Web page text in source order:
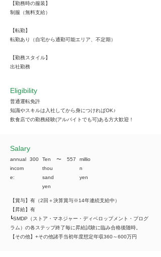
【勤務時の服装】
制服（無料支給）
【転勤】
転勤あり（自宅から通勤可能エリア、不定期）
【勤務スタイル】
出社勤務
Eligibility
普通運転免許
知識やスキルは入社してから身につければOK♪
飲食店での勤務経験(アルバイトでも可)ある方大歓迎！
​Salary
annual
incom
e:
300
Ten
thou
sand
yen
​〜 557
millio
n
yen
【賞与】有（2回＋決算賞与※14年連続支給中）
【昇給】有
┗SMDP（ストア・マネジャー・ディベロップメント・プログ
ラム）の各ステップ終了毎に昇給試験に臨み合格後随時。
【その他】+その他諸手当初年度想定年収360～600万円